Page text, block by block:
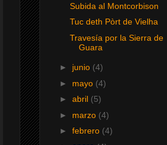
Subida al Montcorbison
Tuc deth Pòrt de Vielha
Travesía por la Sierra de
Guara
► junio (4)
► mayo (4)
► abril (5)
► marzo (4)
► febrero (4)